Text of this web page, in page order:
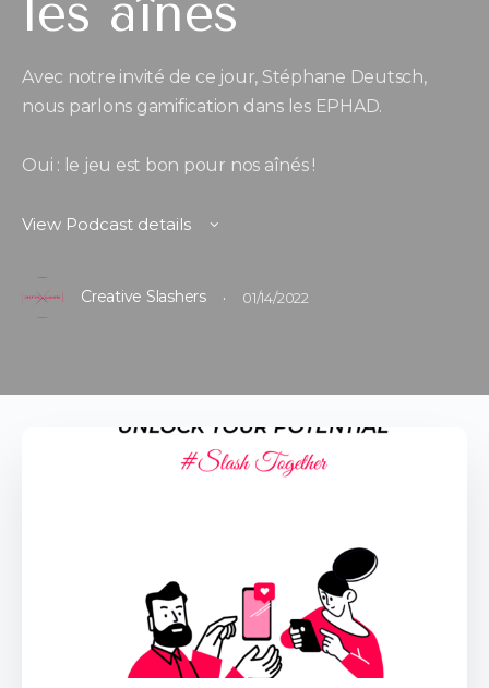
les aînés
Avec notre invité de ce jour, Stéphane Deutsch,
nous parlons gamification dans les EPHAD.
Oui : le jeu est bon pour nos aînés !
View Podcast details
Creative Slashers · 01/14/2022